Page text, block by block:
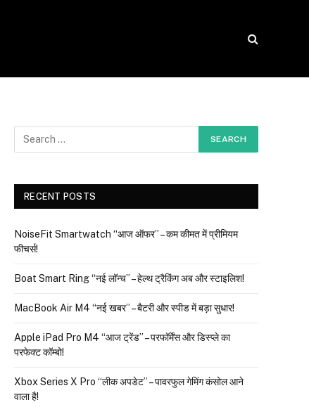
RECENT POSTS
NoiseFit Smartwatch “आज ऑफर” – कम कीमत में प्रीमियम
फीचर्स!
Boat Smart Ring “नई लॉन्च” – हेल्थ ट्रैकिंग अब और स्टाइलिश!
MacBook Air M4 “नई खबर” – बैटरी और स्पीड में बड़ा सुधार!
Apple iPad Pro M4 “आज ट्रेंड” – परफॉर्मेंस और डिस्प्ले का
परफेक्ट कॉम्बो!
Xbox Series X Pro “लीक अपडेट” – पावरफुल गेमिंग कंसोल आने
वाला है!